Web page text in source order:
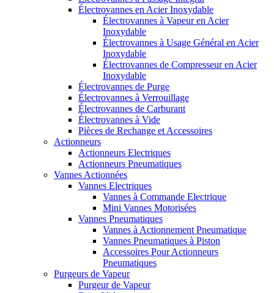
Électrovannes en Acier Inoxydable
Électrovannes à Vapeur en Acier
Inoxydable
Électrovannes à Usage Général en Acier
Inoxydable
Électrovannes de Compresseur en Acier
Inoxydable
Électrovannes de Purge
Électrovannes à Verrouillage
Électrovannes de Carburant
Électrovannes à Vide
Pièces de Rechange et Accessoires
Actionneurs
Actionneurs Electriques
Actionneurs Pneumatiques
Vannes Actionnées
Vannes Electriques
Vannes à Commande Electrique
Mini Vannes Motorisées
Vannes Pneumatiques
Vannes à Actionnement Pneumatique
Vannes Pneumatiques à Piston
Accessoires Pour Actionneurs
Pneumatiques
Purgeurs de Vapeur
Purgeur de Vapeur